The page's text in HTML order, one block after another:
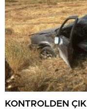
KONTROLDEN